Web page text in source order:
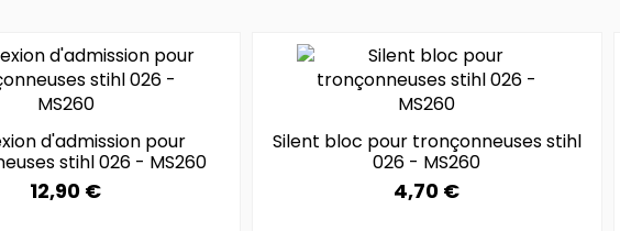
d'admission pour
stihl 026 - MS260
12,90 €
Silent bloc pour tronçonneuses stihl
026 - MS260
4,70 €